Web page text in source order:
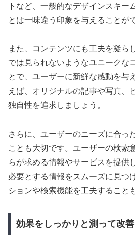
トなど、一般的なデザインスキー
とは一味違う印象を与えることが
また、コンテンツにも工夫を凝ら
では見られないようなユニークな
とで、ユーザーに新鮮な感動を与
えば、オリジナルの記事や写真、
独自性を追求しましょう。
さらに、ユーザーのニーズに合っ
ことも大切です。ユーザーの検索
らが求める情報やサービスを提供
必要とする情報をスムーズに見つ
ションや検索機能を工夫すること
効果をしっかりと測って改善